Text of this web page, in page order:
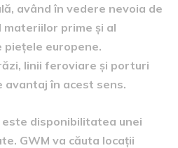
având în vedere nevoia de
prime și al
europene.
linii feroviare și porturi
avantaj în acest sens.
disponibilitatea unei
GWM va căuta locații